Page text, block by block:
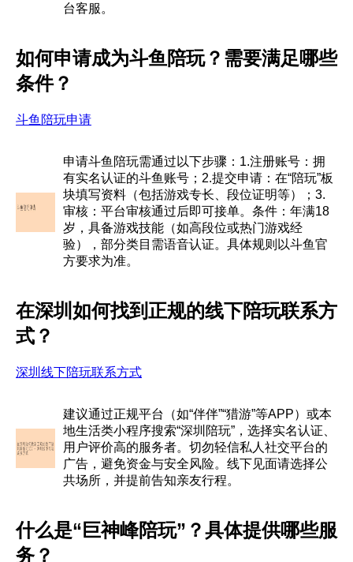
台客服。
如何申请成为斗鱼陪玩？需要满足哪些
条件？
斗鱼陪玩申请
申请斗鱼陪玩需通过以下步骤：1.注册账号：拥
有实名认证的斗鱼账号；2.提交申请：在“陪玩”板
块填写资料（包括游戏专长、段位证明等）；3.
审核：平台审核通过后即可接单。条件：年满18
岁，具备游戏技能（如高段位或热门游戏经
验），部分类目需语音认证。具体规则以斗鱼官
方要求为准。
在深圳如何找到正规的线下陪玩联系方
式？
深圳线下陪玩联系方式
建议通过正规平台（如“伴伴”“猎游”等APP）或本
地生活类小程序搜索“深圳陪玩”，选择实名认证、
用户评价高的服务者。切勿轻信私人社交平台的
广告，避免资金与安全风险。线下见面请选择公
共场所，并提前告知亲友行程。
什么是“巨神峰陪玩”？具体提供哪些服
务？